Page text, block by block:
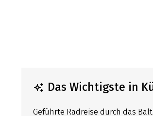
Das Wichtigste in
Geführte Radreise durch das